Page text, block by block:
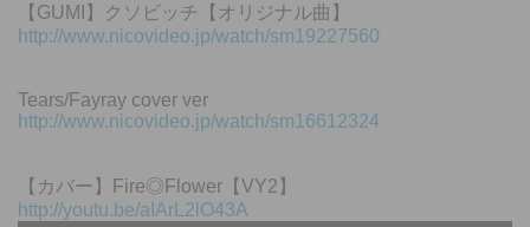
【GUMI】クソビッチ【オリジナル曲】
http://www.nicovideo.jp/watch/sm19227560
Tears/Fayray cover ver
http://www.nicovideo.jp/watch/sm16612324
【カバー】Fire◎Flower【VY2】
http://youtu.be/aIArL2lO43A